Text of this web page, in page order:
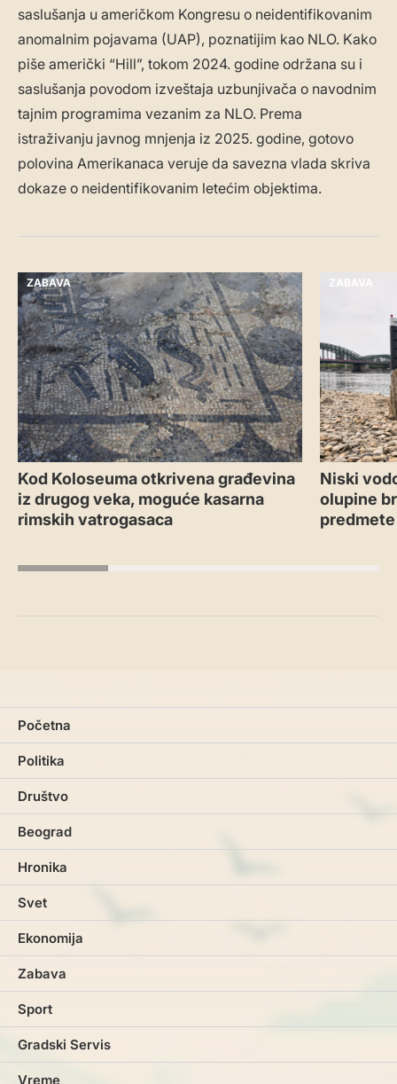
saslušanja u američkom Kongresu o neidentifikovanim
anomalnim pojavama (UAP), poznatijim kao NLO. Kako
piše američki “Hill”, tokom 2024. godine održana su i
saslušanja povodom izveštaja uzbunjivača o navodnim
tajnim programima vezanim za NLO. Prema
istraživanju javnog mnjenja iz 2025. godine, gotovo
polovina Amerikanaca veruje da savezna vlada skriva
dokaze o neidentifikovanim letećim objektima.
ZABAVA
Kod Koloseuma otkrivena građevina
iz drugog veka, moguće kasarna
rimskih vatrogasaca
ZABAVA
Niski
olupine
predmete
Početna
Politika
Društvo
Beograd
Hronika
Svet
Ekonomija
Zabava
Sport
Gradski Servis
Vreme